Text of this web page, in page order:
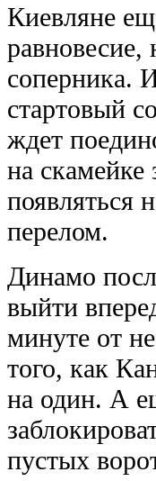
Киевляне
равновесие,
соперника.
стартовый
ждет
на
появляться
перелом.
Динамо
выйти
минуте от
того, как
на один. А
пустых